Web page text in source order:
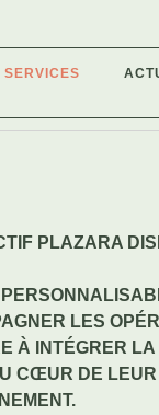
SERVICES
PLAZARA
LES
À INTÉGRER
CŒUR DE LEUR